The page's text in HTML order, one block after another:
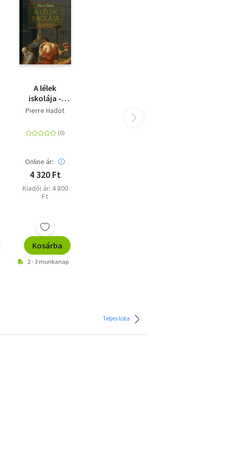
A lélek
iskolája -
Lelkigyakorlatok
filozófia
Pierre Hadot
Online ár:
4 320 Ft
Kiadói ár: 4 800
Ft
Kosárba
2 - 3 munkanap
Teljes lista